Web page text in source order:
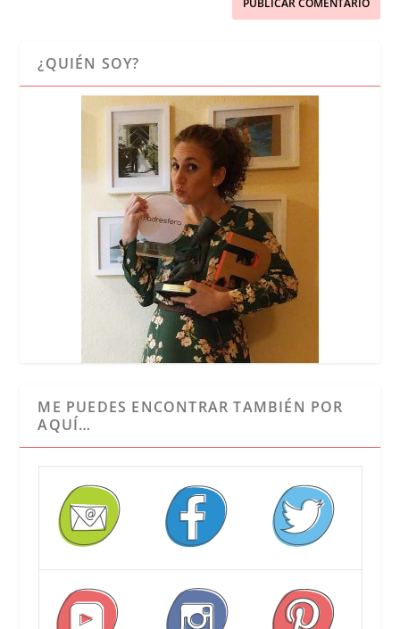
¿QUIÉN SOY?
ME PUEDES ENCONTRAR TAMBIÉN POR
AQUÍ…